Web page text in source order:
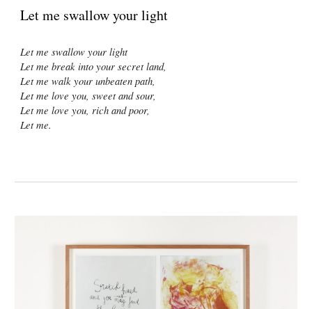
Let me swallow your light
Let me swallow your light
Let me break into your secret land,
Let me walk your unbeaten path,
Let me love you, sweet and sour,
Let me love you, rich and poor,
Let me.